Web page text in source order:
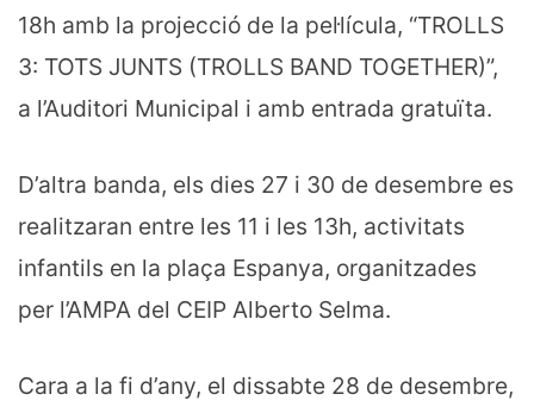
18h amb la projecció de la pel·lícula, “TROLLS
3: TOTS JUNTS (TROLLS BAND TOGETHER)”,
a l’Auditori Municipal i amb entrada gratuïta.
D’altra banda, els dies 27 i 30 de desembre es
realitzaran entre les 11 i les 13h, activitats
infantils en la plaça Espanya, organitzades
per l’AMPA del CEIP Alberto Selma.
Cara a la fi d’any, el dissabte 28 de desembre,